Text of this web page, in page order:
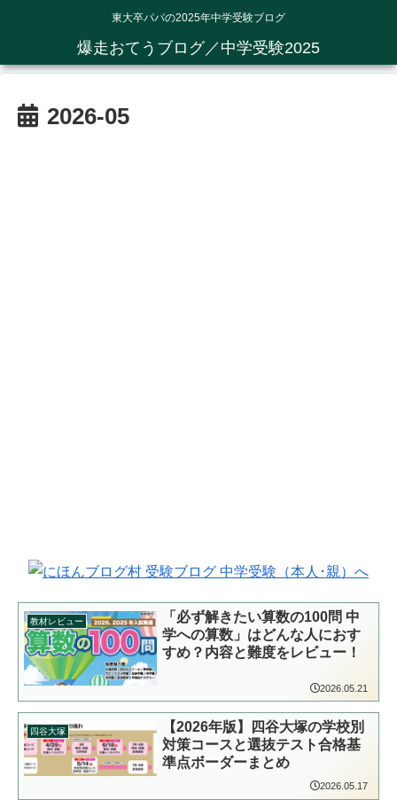
東大卒パパの2025年中学受験ブログ
爆走おてうブログ／中学受験2025
2026-05
教材レビュー
「必ず解きたい算数の100問 中
学への算数」はどんな人におす
すめ？内容と難度をレビュー！
2026.05.21
四谷大塚
【2026年版】四谷大塚の学校別
対策コースと選抜テスト合格基
準点ボーダーまとめ
2026.05.17